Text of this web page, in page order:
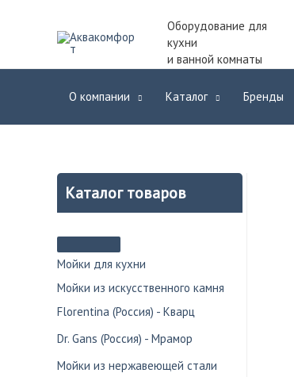
Оборудование для
кухни
и ванной комнаты
О компании Каталог Бренды
Каталог товаров
Мойки для кухни
Мойки из искусственного камня
Florentina (Россия) - Кварц
Dr. Gans (Россия) - Мрамор
Мойки из нержавеющей стали